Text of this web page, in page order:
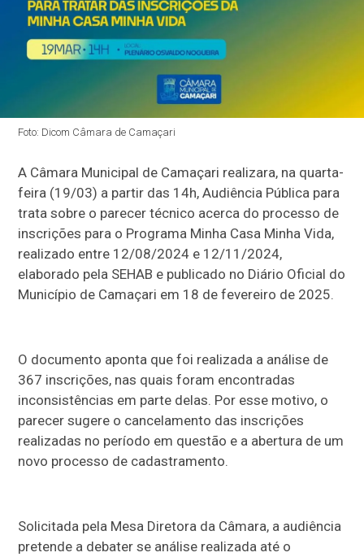
Foto: Dicom Câmara de Camaçari
A Câmara Municipal de Camaçari realizara, na quarta-
feira (19/03) a partir das 14h, Audiência Pública para
trata sobre o parecer técnico acerca do processo de
inscrições para o Programa Minha Casa Minha Vida,
realizado entre 12/08/2024 e 12/11/2024,
elaborado pela SEHAB e publicado no Diário Oficial do
Município de Camaçari em 18 de fevereiro de 2025.
O documento aponta que foi realizada a análise de
367 inscrições, nas quais foram encontradas
inconsistências em parte delas. Por esse motivo, o
parecer sugere o cancelamento das inscrições
realizadas no período em questão e a abertura de um
novo processo de cadastramento.
Solicitada pela Mesa Diretora da Câmara, a audiência
pretende a debater se análise realizada até o